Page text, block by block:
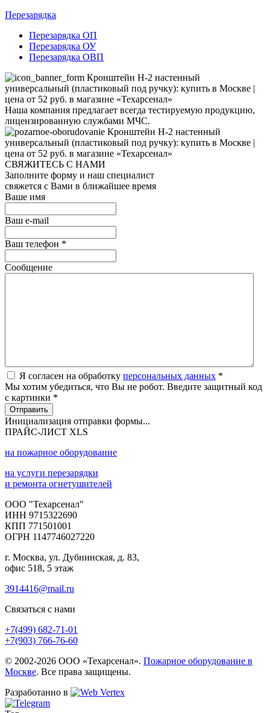
Перезарядка
Перезарядка ОП
Перезарядка ОУ
Перезарядка ОВП
Наша компания предлагает всегда тестируемую продукцию,
лицензированную службами МЧС.
СВЯЖИТЕСЬ С НАМИ
Заполните форму и наш специалист
свяжется с Вами в ближайшее время
Ваше имя
Ваш e-mail
Ваш телефон *
Сообщение
Я согласен на обработку персональных данных *
Мы хотим убедиться, что Вы не робот. Введите защитный код
с картинки *
Отправить
Инициализация отправки формы...
ПРАЙС-ЛИСТ XLS
на пожарное оборудование
на услуги перезарядки
и ремонта огнетушителей
ООО "Техарсенал"
ИНН 9715322690
КПП 771501001
ОГРН 1147746027220
г. Москва, ул. Дубнинская, д. 83,
офис 518, 5 этаж
3914416@mail.ru
Связаться с нами
+7(499) 682-71-01
+7(903) 766-76-60
© 2002-2026 ООО «Техарсенал». Пожарное оборудование в
Москве. Все права защищены.
Разработанно в